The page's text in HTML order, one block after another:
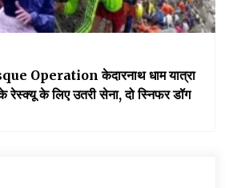
Operation केदारनाथ धाम यात्रा
रेस्क्यू के लिए उतरी सेना, दो स्निफर डॉग